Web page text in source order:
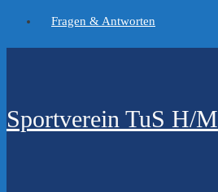
Fragen & Antworten
Sportverein TuS H/M